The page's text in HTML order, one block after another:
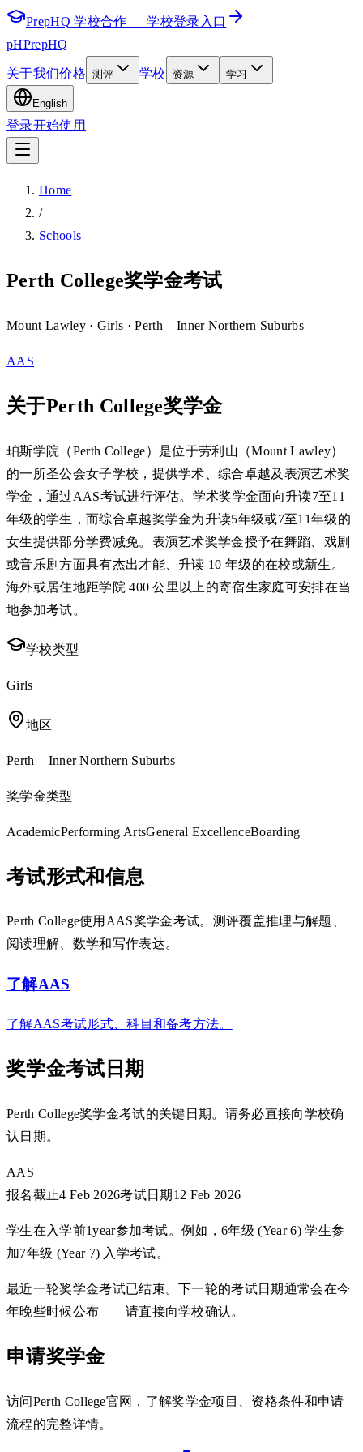
PrepHQ 学校合作 — 学校登录入口
pHPrepHQ
关于我们价格 测评 学校 资源 学习
English
登录开始使用
Home
/
Schools
Perth College奖学金考试
Mount Lawley· Girls · Perth – Inner Northern Suburbs
AAS
关于Perth College奖学金
珀斯学院（Perth College）是位于劳利山（Mount Lawley）
的一所圣公会女子学校，提供学术、综合卓越及表演艺术奖
学金，通过AAS考试进行评估。学术奖学金面向升读7至11
年级的学生，而综合卓越奖学金为升读5年级或7至11年级的
女生提供部分学费减免。表演艺术奖学金授予在舞蹈、戏剧
或音乐剧方面具有杰出才能、升读 10 年级的在校或新生。
海外或居住地距学院 400 公里以上的寄宿生家庭可安排在当
地参加考试。
学校类型
Girls
地区
Perth – Inner Northern Suburbs
奖学金类型
AcademicPerforming ArtsGeneral ExcellenceBoarding
考试形式和信息
Perth College使用AAS奖学金考试。测评覆盖推理与解题、
阅读理解、数学和写作表达。
了解AAS
了解AAS考试形式、科目和备考方法。
奖学金考试日期
Perth College奖学金考试的关键日期。请务必直接向学校确
认日期。
AAS
报名截止4 Feb 2026考试日期 12 Feb 2026
学生在入学前1year参加考试。例如，6年级 (Year 6) 学生参
加7年级 (Year 7) 入学考试。
最近一轮奖学金考试已结束。下一轮的考试日期通常会在今
年晚些时候公布——请直接向学校确认。
申请奖学金
访问Perth College官网，了解奖学金项目、资格条件和申请
流程的完整详情。